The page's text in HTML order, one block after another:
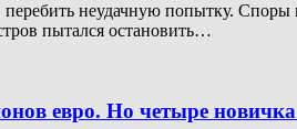
неудачную попытку. Споры
пытался остановить…
евро. Но четыре